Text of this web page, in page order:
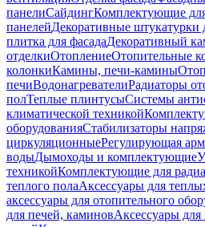
панелиСайдингКомплектующие
панелейДекоративные штукатурки
плитка для фасадаДекоративный
отделкиОтоплениеОтопительные
колонкиКамины, печи-камины
печиВодонагревателиРадиаторы
полТеплые плинтусыСистемы
климатической техникой
оборудованияСтабилизаторы
циркуляционныеРегулирующая
водыДымоходы и комплектующие
техникойКомплектующие для
теплого полаАксессуары для
аксессуары для отопительного
для печей, каминовАксессуары